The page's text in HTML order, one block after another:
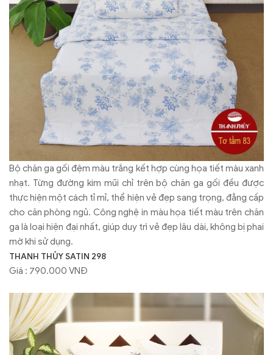
Bộ chăn ga gối đệm màu trắng kết hợp cùng họa tiết màu xanh
nhạt. Từng đường kim mũi chỉ trên bộ chăn ga gối đều được
thực hiện một cách tỉ mỉ, thể hiện vẻ đẹp sang trọng, đẳng cấp
cho căn phòng ngủ. Công nghệ in màu họa tiết màu trên chăn
ga là loại hiện đại nhất, giúp duy trì vẻ đẹp lâu dài, không bị phai
mờ khi sử dụng.
THANH THỦY SATIN 298
Giá : 790.000 VNĐ